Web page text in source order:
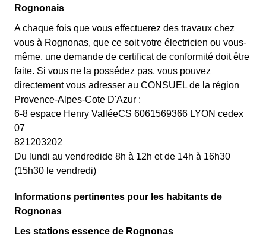
Rognonais
A chaque fois que vous effectuerez des travaux chez
vous à Rognonas, que ce soit votre électricien ou vous-
même, une demande de certificat de conformité doit être
faite. Si vous ne la possédez pas, vous pouvez
directement vous adresser au CONSUEL de la région
Provence-Alpes-Cote D'Azur :
6-8 espace Henry ValléeCS 6061569366 LYON cedex
07
821203202
Du lundi au vendredide 8h à 12h et de 14h à 16h30
(15h30 le vendredi)
Informations pertinentes pour les habitants de
Rognonas
Les stations essence de Rognonas